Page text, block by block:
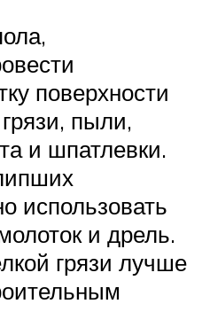
поверхности
пыли,
и шпатлевки.
использовать
и дрель.
грязи лучше